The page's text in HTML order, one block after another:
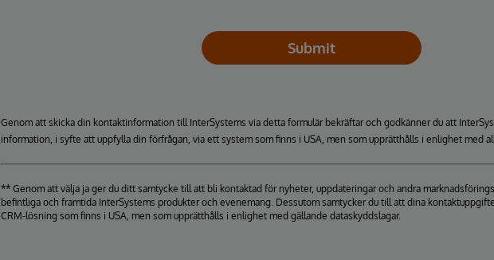
Submit
Genom att skicka din kontaktinformation till InterSystems via detta formulär bekräftar och godkänner du att
information, i syfte att uppfylla din förfrågan, via ett system som finns i USA, men som upprätthålls i enlighet med
** Genom att välja ja ger du ditt samtycke till att bli kontaktad för nyheter, uppdateringar och andra
befintliga och framtida InterSystems produkter och evenemang. Dessutom samtycker du till att dina
CRM-lösning som finns i USA, men som upprätthålls i enlighet med gällande dataskyddslagar.